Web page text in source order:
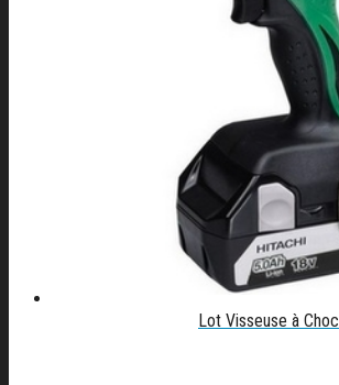
Lot Visseuse à Choc